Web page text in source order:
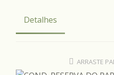
Detalhes
ARRASTE